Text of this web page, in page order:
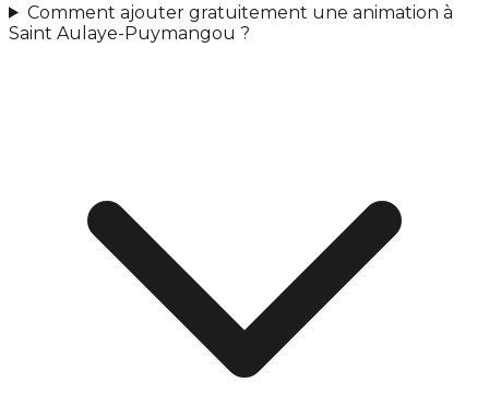
Comment ajouter gratuitement une animation à
Saint Aulaye-Puymangou ?